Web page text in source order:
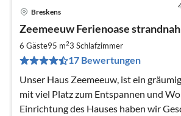
Breskens
Zeemeeuw Ferienoase strandnah
6 Gäste95 m23 Schlafzimmer
17 Bewertungen
Unser Haus Zeemeeuw, ist ein
mit viel Platz zum Entspannen und
Einrichtung des Hauses haben wir